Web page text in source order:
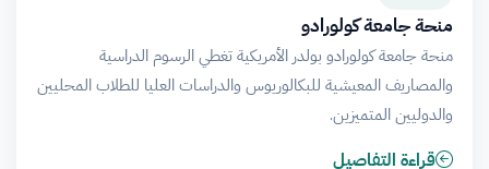
منحة جامعة كولورادو
منحة جامعة كولورادو بولدر الأمريكية تغطي الرسوم الدراسية
والمصاريف المعيشية للبكالوريوس والدراسات العليا للطلاب المحليين
والدوليين المتميزين.
قراءة التفاصيل